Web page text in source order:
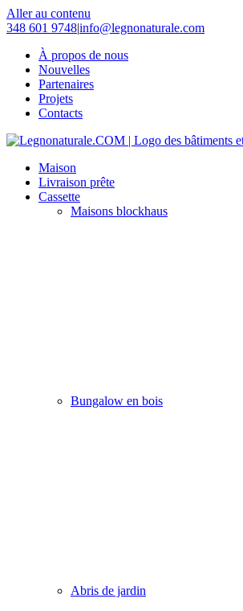
Aller au contenu
348 601 9748|info@legnonaturale.com
À propos de nous
Nouvelles
Partenaires
Projets
Contacts
Maison
Livraison prête
Cassette
Maisons blockhaus
Bungalow en bois
Abris de jardin